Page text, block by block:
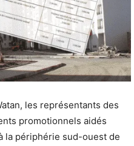
les représentants des
promotionnels aidés
la périphérie sud-ouest de